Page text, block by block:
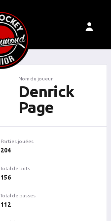
Nom du joueur
Denrick
Page
Parties jouées
204
Total de buts
156
Total de passes
112